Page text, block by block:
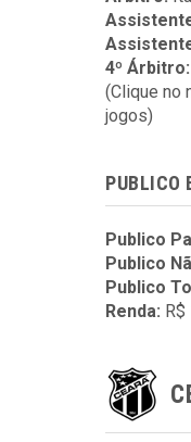
4º Árbitro:
(Clique no
jogos)
PUBLICO
Publico
Publico
Publico
Renda: R$